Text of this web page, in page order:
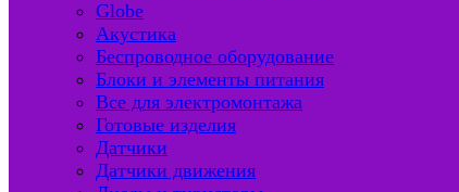
Globe
Акустика
Беспроводное оборудование
Блоки и элементы питания
Все для электромонтажа
Готовые изделия
Датчики
Датчики движения